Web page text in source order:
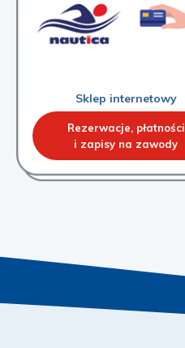
Sklep internetowy
Rezerwacje, płatności
i zapisy na zawody